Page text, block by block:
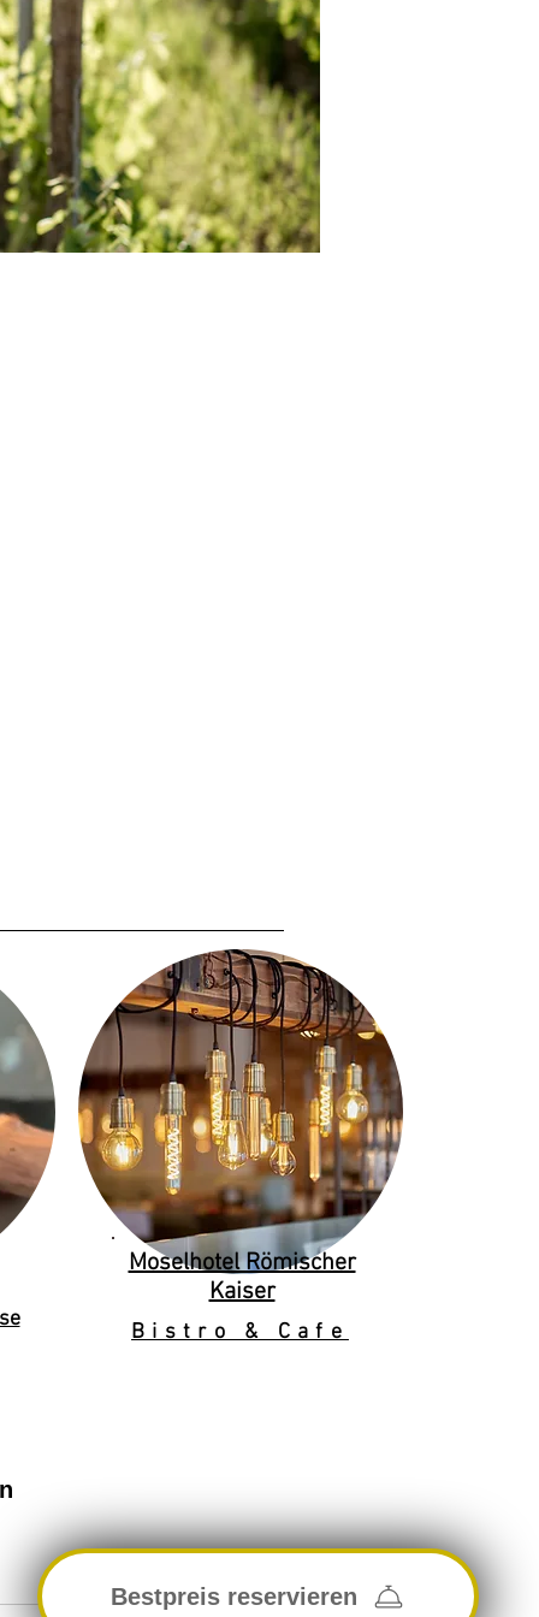
Bestpreis reservieren
Moselhotel Römischer
Kaiser
Bistro & Cafe